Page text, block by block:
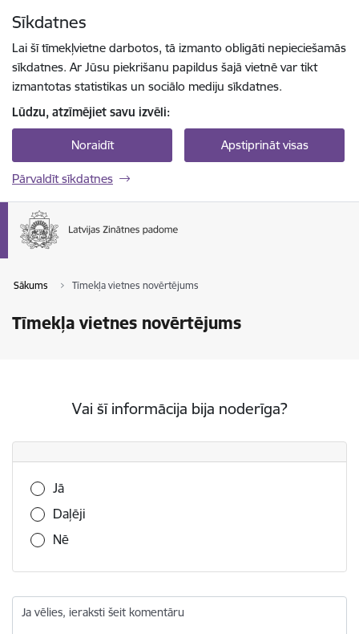
Sīkdatnes
Lai šī tīmekļvietne darbotos, tā izmanto obligāti nepieciešamās
sīkdatnes. Ar Jūsu piekrišanu papildus šajā vietnē var tikt
izmantotas statistikas un sociālo mediju sīkdatnes.
Lūdzu, atzīmējiet savu izvēli:
Noraidīt Apstiprināt visas
Pārvaldīt sīkdatnes
Sākums Tīmekļa vietnes novērtējums
Tīmekļa vietnes novērtējums
Vai šī informācija bija noderīga?
Vai šī informācija bija noderīga?
Jā
Daļēji
Nē
Ja vēlies, ieraksti šeit komentāru